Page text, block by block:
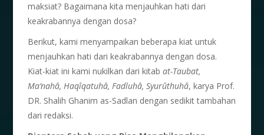
maksiat? Bagaimana kita menjauhkan hati dari
keakrabannya dengan dosa?
Berikut, kami menyampaikan beberapa kiat untuk
menjauhkan hati dari keakrabannya dengan dosa.
Kiat-kiat ini kami nukilkan dari kitabat-Taubat,
Ma’nahâ, Haqîqatuhâ, Fadluhâ, Syurûthuhâ, karya Prof.
DR. Shalih Ghanim as-Sadlan dengan sedikit tambahan
dari redaksi.